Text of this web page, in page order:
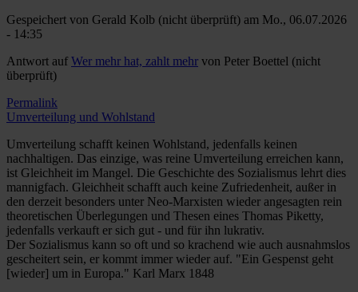
Gespeichert von Gerald Kolb (nicht überprüft) am Mo., 06.07.2026
- 14:35
Antwort auf Wer mehr hat, zahlt mehr von Peter Boettel (nicht
überprüft)
Permalink
Umverteilung und Wohlstand
Umverteilung schafft keinen Wohlstand, jedenfalls keinen
nachhaltigen. Das einzige, was reine Umverteilung erreichen kann,
ist Gleichheit im Mangel. Die Geschichte des Sozialismus lehrt dies
mannigfach. Gleichheit schafft auch keine Zufriedenheit, außer in
den derzeit besonders unter Neo-Marxisten wieder angesagten rein
theoretischen Überlegungen und Thesen eines Thomas Piketty,
jedenfalls verkauft er sich gut - und für ihn lukrativ.
Der Sozialismus kann so oft und so krachend wie auch ausnahmslos
gescheitert sein, er kommt immer wieder auf. "Ein Gespenst geht
[wieder] um in Europa." Karl Marx 1848